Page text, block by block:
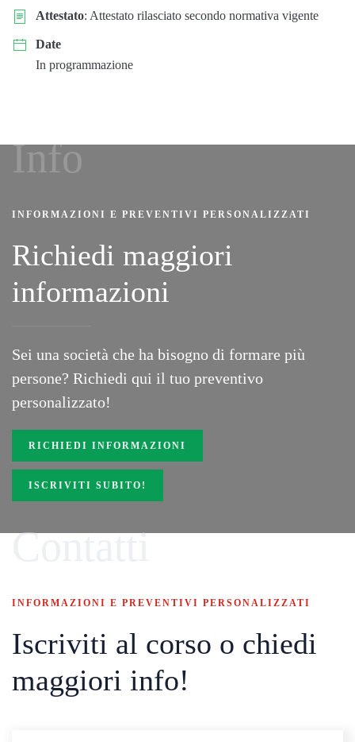
Attestato: Attestato rilasciato secondo normativa vigente
Date
In programmazione
Info
INFORMAZIONI E PREVENTIVI PERSONALIZZATI
Richiedi maggiori
informazioni
Sei una società che ha bisogno di formare più
persone? Richiedi qui il tuo preventivo
personalizzato!
RICHIEDI INFORMAZIONI
ISCRIVITI SUBITO!
Contatti
INFORMAZIONI E PREVENTIVI PERSONALIZZATI
Iscriviti al corso o chiedi
maggiori info!